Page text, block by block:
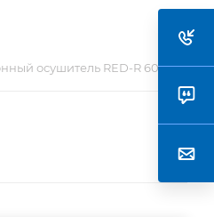
осушитель RED-R 600